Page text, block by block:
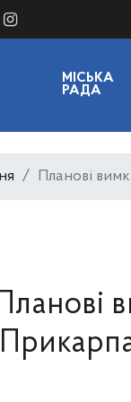
МІСЬКА
РАДА
Планові